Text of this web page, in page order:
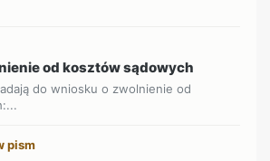
od kosztów sądowych
do wniosku o zwolnienie od
pism